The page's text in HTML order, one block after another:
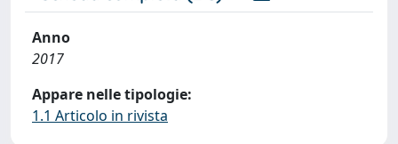
Anno
2017
Appare nelle tipologie:
1.1 Articolo in rivista